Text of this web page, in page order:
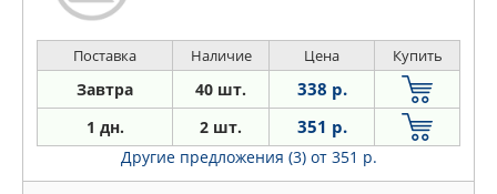
Поставка Наличие Цена Купить
Завтра 40 шт. 338 р.
1 дн. 2 шт. 351 р.
Другие предложения (3) от 351 р.